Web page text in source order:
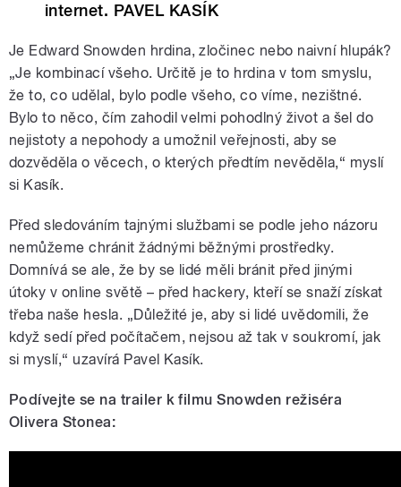
internet. PAVEL KASÍK
Je Edward Snowden hrdina, zločinec nebo naivní hlupák?
„Je kombinací všeho. Určitě je to hrdina v tom smyslu,
že to, co udělal, bylo podle všeho, co víme, nezištné.
Bylo to něco, čím zahodil velmi pohodlný život a šel do
nejistoty a nepohody a umožnil veřejnosti, aby se
dozvěděla o věcech, o kterých předtím nevěděla,“ myslí
si Kasík.
Před sledováním tajnými službami se podle jeho názoru
nemůžeme chránit žádnými běžnými prostředky.
Domnívá se ale, že by se lidé měli bránit před jinými
útoky v online světě – před hackery, kteří se snaží získat
třeba naše hesla. „Důležité je, aby si lidé uvědomili, že
když sedí před počítačem, nejsou až tak v soukromí, jak
si myslí,“ uzavírá Pavel Kasík.
Podívejte se na trailer k filmu Snowden režiséra
Olivera Stonea: